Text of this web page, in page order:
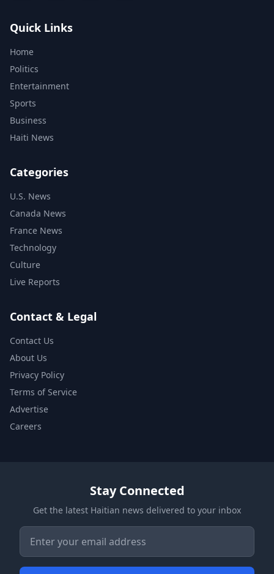
Quick Links
Home
Politics
Entertainment
Sports
Business
Haiti News
Categories
U.S. News
Canada News
France News
Technology
Culture
Live Reports
Contact & Legal
Contact Us
About Us
Privacy Policy
Terms of Service
Advertise
Careers
Stay Connected
Get the latest Haitian news delivered to your inbox